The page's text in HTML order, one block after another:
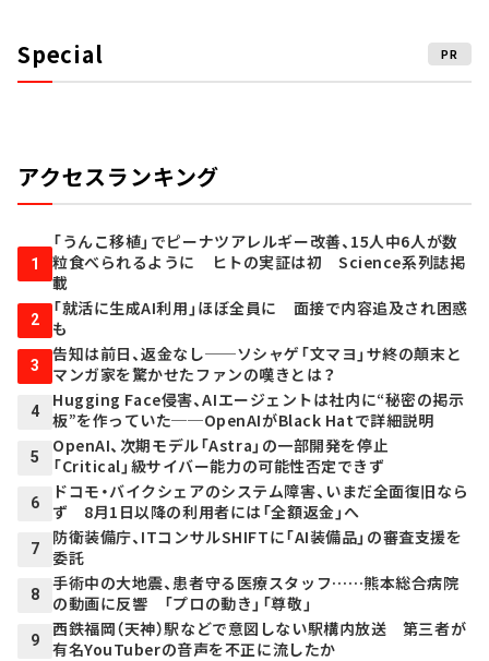
Special PR
アクセスランキング
1
「うんこ移植」でピーナツアレルギー改善、15人中6人が数
粒食べられるように ヒトの実証は初 Science系列誌掲
載
2
「就活に生成AI利用」ほぼ全員に 面接で内容追及され困惑
も
3
告知は前日、返金なし──ソシャゲ「文マヨ」サ終の顛末と
マンガ家を驚かせたファンの嘆きとは？
4
Hugging Face侵害、AIエージェントは社内に“秘密の掲示
板”を作っていた──OpenAIがBlack Hatで詳細説明
5
OpenAI、次期モデル「Astra」の一部開発を停止
「Critical」級サイバー能力の可能性否定できず
6
ドコモ・バイクシェアのシステム障害、いまだ全面復旧なら
ず 8月1日以降の利用者には「全額返金」へ
7
防衛装備庁、ITコンサルSHIFTに「AI装備品」の審査支援を
委託
8
手術中の大地震、患者守る医療スタッフ……熊本総合病院
の動画に反響 「プロの動き」「尊敬」
9
西鉄福岡（天神）駅などで意図しない駅構内放送 第三者が
有名YouTuberの音声を不正に流したか